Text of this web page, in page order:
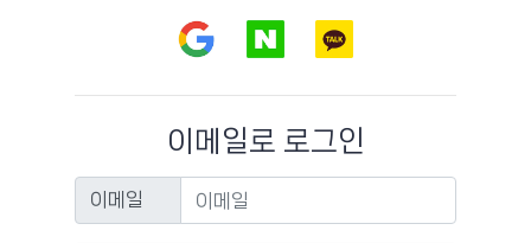
이메일로 로그인
이메일
이메일